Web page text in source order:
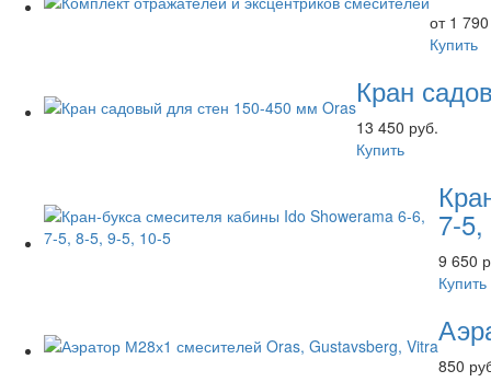
от 1
Купить
Кран
13 450 руб.
Купить
7-
9 650
Купить
850